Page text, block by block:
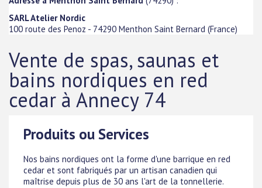
SARL Atelier Nordic
100 route des Penoz - 74290 Menthon Saint Bernard (France)
Vente de spas, saunas et
bains nordiques en red
cedar à Annecy 74
Produits ou Services
Nos bains nordiques ont la forme d'une barrique en red
cedar et sont fabriqués par un artisan canadien qui
maîtrise depuis plus de 30 ans l'art de la tonnellerie.